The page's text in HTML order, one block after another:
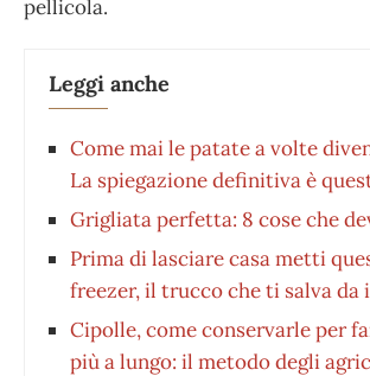
pellicola.
Leggi anche
Come mai le patate a volte
La spiegazione definitiva è
Grigliata perfetta: 8 cose che
Prima di lasciare casa metti
freezer, il trucco che ti salva da
Cipolle, come conservarle per
più a lungo: il metodo degli